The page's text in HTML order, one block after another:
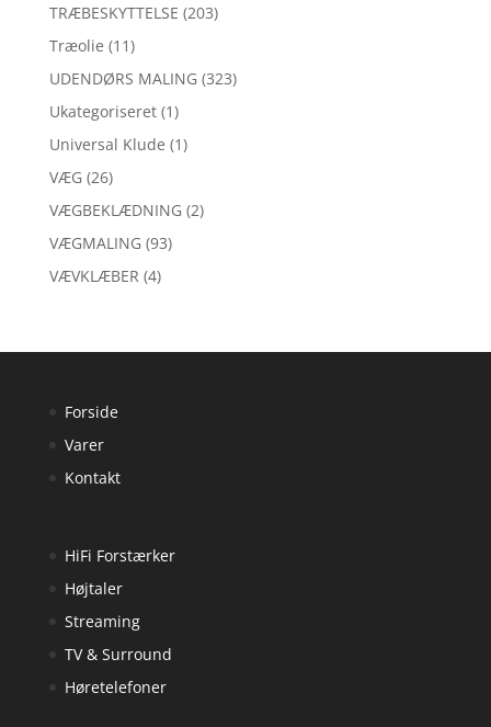
TRÆBESKYTTELSE (203)
Træolie (11)
UDENDØRS MALING (323)
Ukategoriseret (1)
Universal Klude (1)
VÆG (26)
VÆGBEKLÆDNING (2)
VÆGMALING (93)
VÆVKLÆBER (4)
Forside
Varer
Kontakt
HiFi Forstærker
Højtaler
Streaming
TV & Surround
Høretelefoner